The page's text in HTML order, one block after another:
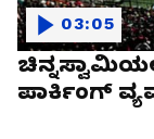
ಪಾರ್ಕಿಂಗ್
03:05